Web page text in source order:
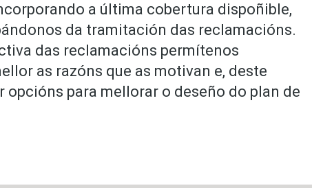
a última cobertura dispoñible,
da tramitación das reclamacións.
das reclamacións permítenos
as razóns que as motivan e, deste
opcións para mellorar o deseño do plan de